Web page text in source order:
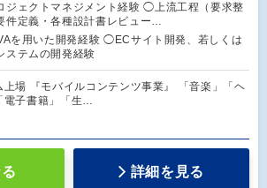
ェクトマネジメント経験 ◯上流工程（要求整
件定義・各種設計書レビュー…
を用いた開発経験 ◯ECサイト開発、若しくは
ステムの開発経験
上場 『モバイルコンテンツ事業』 「音楽」「ヘ
電子書籍」「生…
詳細を見る